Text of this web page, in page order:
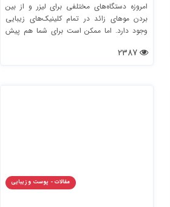
امروزه دستگاه‌های مختلفی برای لیزر و از بین
بردن موهای زائد در تمام کلینیک‌های زیبایی
وجود دارد. اما ممکن است برای شما هم پیش
استفاده از این دستگاه‌ها سبب ایجاد زخم بعد از
2387
مقالات - پوست و زیبایی